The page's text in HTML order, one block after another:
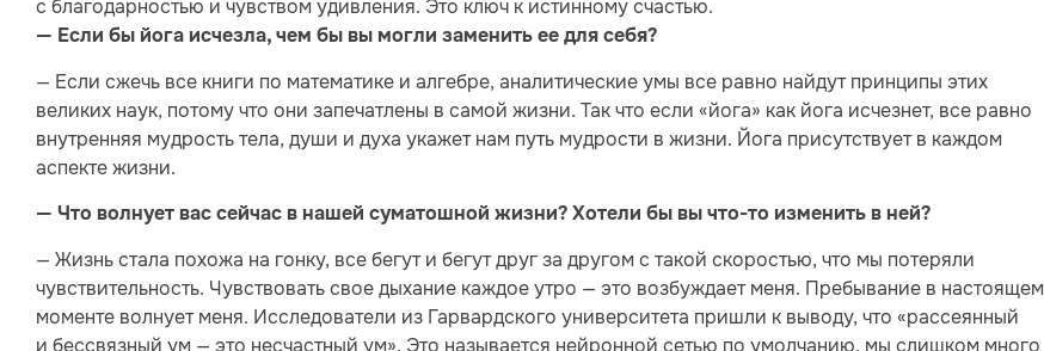
с благодарностью и чувством удивления. Это ключ к истинному счастью.
— Если бы йога исчезла, чем бы вы могли заменить ее для себя?
— Если сжечь все книги по математике и алгебре, аналитические умы все равно найдут принципы этих
великих наук, потому что они запечатлены в самой жизни. Так что если «йога» как йога исчезнет, все равно
внутренняя мудрость тела, души и духа укажет нам путь мудрости в жизни. Йога присутствует в каждом
аспекте жизни.
— Что волнует вас сейчас в нашей суматошной жизни? Хотели бы вы что-то изменить в ней?
— Жизнь стала похожа на гонку, все бегут и бегут друг за другом с такой скоростью, что мы потеряли
чувствительность. Чувствовать свое дыхание каждое утро — это возбуждает меня. Пребывание в настоящем
моменте волнует меня. Исследователи из Гарвардского университета пришли к выводу, что «рассеянный
и бессвязный ум — это несчастный ум». Это называется нейронной сетью по умолчанию, мы слишком много